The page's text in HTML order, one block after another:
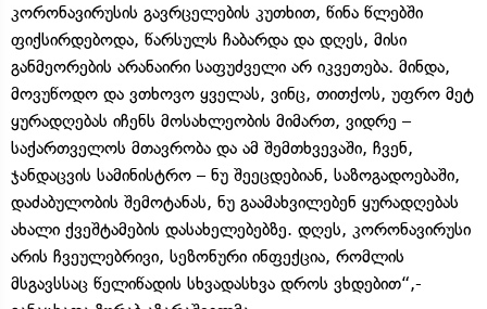
კორონავირუსის გავრცელების კუთხით, წინა წლებში
ფიქსირდებოდა, წარსულს ჩაბარდა და დღეს, მისი
განმეორების არანაირი საფუძველი არ იკვეთება. მინდა,
მოვუწოდო და ვთხოვო ყველას, ვინც, თითქოს, უფრო მეტ
ყურადღებას იჩენს მოსახლეობის მიმართ, ვიდრე –
საქართველოს მთავრობა და ამ შემთხვევაში, ჩვენ,
ჯანდაცვის სამინისტრო – ნუ შეეცდებიან, საზოგადოებაში,
დაძაბულობის შემოტანას, ნუ გაამახვილებენ ყურადღებას
ახალი ქვეშტამების დასახელებებზე. დღეს, კორონავირუსი
არის ჩვეულებრივი, სეზონური ინფექცია, რომლის
მსგავსსაც წელიწადის სხვადასხვა დროს ვხდებით“,-